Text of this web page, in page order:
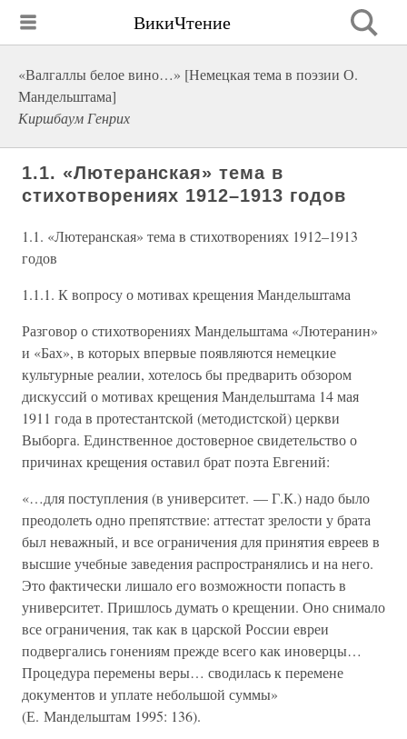
ВикиЧтение
«Валгаллы белое вино…» [Немецкая тема в поэзии О.
Мандельштама]
Киршбаум Генрих
1.1. «Лютеранская» тема в
стихотворениях 1912–1913 годов
1.1. «Лютеранская» тема в стихотворениях 1912–1913
годов
1.1.1. К вопросу о мотивах крещения Мандельштама
Разговор о стихотворениях Мандельштама «Лютеранин»
и «Бах», в которых впервые появляются немецкие
культурные реалии, хотелось бы предварить обзором
дискуссий о мотивах крещения Мандельштама 14 мая
1911 года в протестантской (методистской) церкви
Выборга. Единственное достоверное свидетельство о
причинах крещения оставил брат поэта Евгений:
«…для поступления (в университет. — Г.К.) надо было
преодолеть одно препятствие: аттестат зрелости у брата
был неважный, и все ограничения для принятия евреев в
высшие учебные заведения распространялись и на него.
Это фактически лишало его возможности попасть в
университет. Пришлось думать о крещении. Оно снимало
все ограничения, так как в царской России евреи
подвергались гонениям прежде всего как иноверцы…
Процедура перемены веры… сводилась к перемене
документов и уплате небольшой суммы»
(Е. Мандельштам 1995: 136).